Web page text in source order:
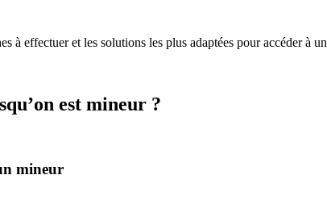
à effectuer et les solutions les plus adaptées pour accéder à un
est mineur ?
mineur